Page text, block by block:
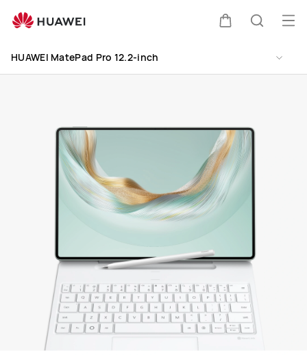
MatePad
12.2-
inch
เปิด
เมนู
HUAWEI MatePad Pro 12.2-inch